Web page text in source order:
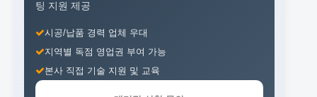
팅 지원 제공
시공/납품 경력 업체 우대
지역별 독점 영업권 부여 가능
본사 직접 기술 지원 및 교육